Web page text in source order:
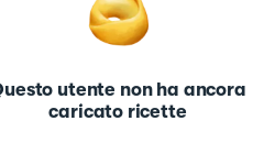
utente non ha ancora
caricato ricette